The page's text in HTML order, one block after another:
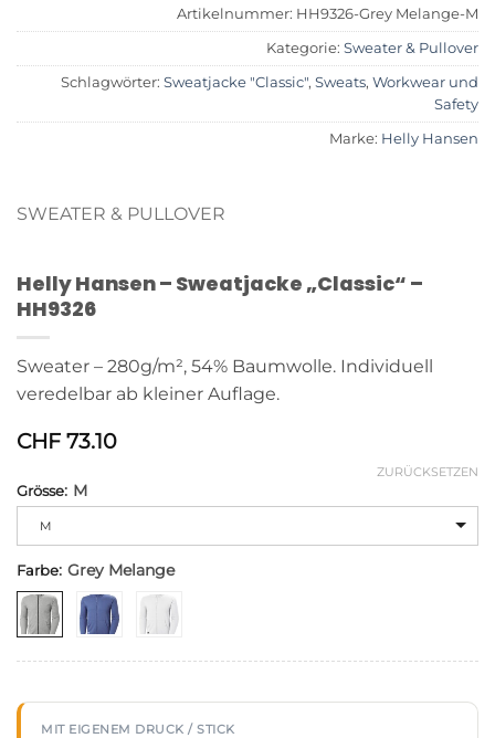
Artikelnummer: HH9326-Grey Melange-M
Kategorie: Sweater & Pullover
Schlagwörter: Sweatjacke "Classic", Sweats, Workwear und
Safety
Marke: Helly Hansen
SWEATER & PULLOVER
Helly Hansen – Sweatjacke „Classic“ –
HH9326
Sweater – 280g/m², 54% Baumwolle. Individuell
veredelbar ab kleiner Auflage.
CHF 73.10
Grösse: M
M
Farbe: Grey Melange
ZURÜCKSETZEN
Alternative:
MIT EIGENEM DRUCK / STICK